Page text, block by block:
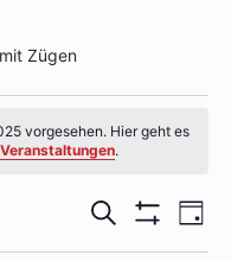
Zügen
vorgesehen. Hier geht es
.
Suche
Anzeigen
Tag